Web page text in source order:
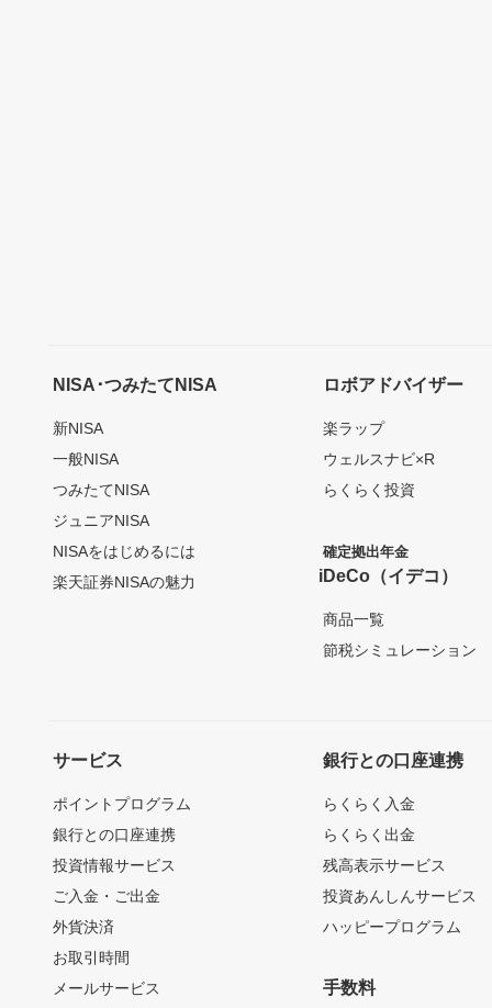
NISA･つみたてNISA
新NISA
一般NISA
つみたてNISA
ジュニアNISA
NISAをはじめるには
楽天証券NISAの魅力
ロボアドバイザー
楽ラップ
ウェルスナビ×R
らくらく投資
確定拠出年金
iDeCo（イデコ）
商品一覧
節税シミュレーション
サービス
ポイントプログラム
銀行との口座連携
投資情報サービス
ご入金・ご出金
外貨決済
お取引時間
メールサービス
銀行との口座連携
らくらく入金
らくらく出金
残高表示サービス
投資あんしんサービス
ハッピープログラム
手数料